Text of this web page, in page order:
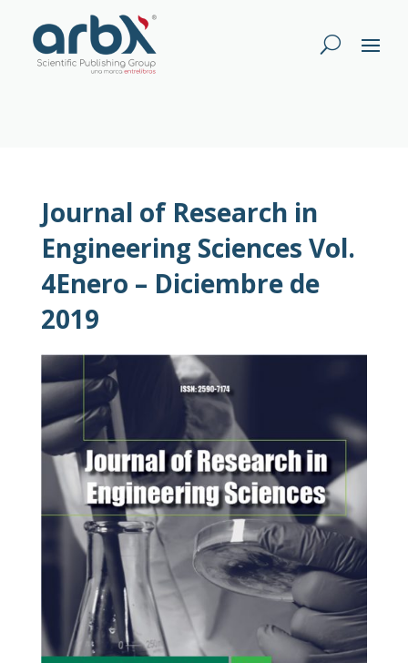
Journal of Research in
Engineering Sciences Vol.
4Enero – Diciembre de
2019